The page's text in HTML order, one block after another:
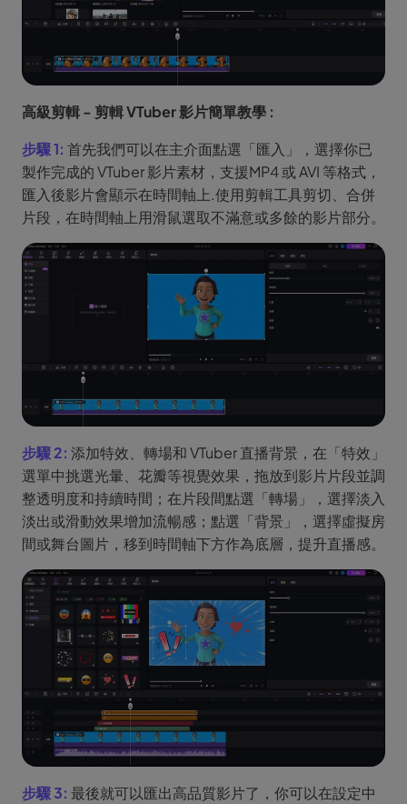
高級剪輯 - 剪輯 VTuber 影片簡單教學 :
步驟 1: 首先我們可以在主介面點選「匯入」，選擇你已
製作完成的 VTuber 影片素材，支援MP4 或 AVI 等格式，
匯入後影片會顯示在時間軸上.使用剪輯工具剪切、合併
片段，在時間軸上用滑鼠選取不滿意或多餘的影片部分。
步驟 2: 添加特效、轉場和 VTuber 直播背景，在「特效」
選單中挑選光暈、花瓣等視覺效果，拖放到影片片段並調
整透明度和持續時間；在片段間點選「轉場」，選擇淡入
淡出或滑動效果增加流暢感；點選「背景」，選擇虛擬房
間或舞台圖片，移到時間軸下方作為底層，提升直播感。
步驟 3: 最後就可以匯出高品質影片了，你可以在設定中